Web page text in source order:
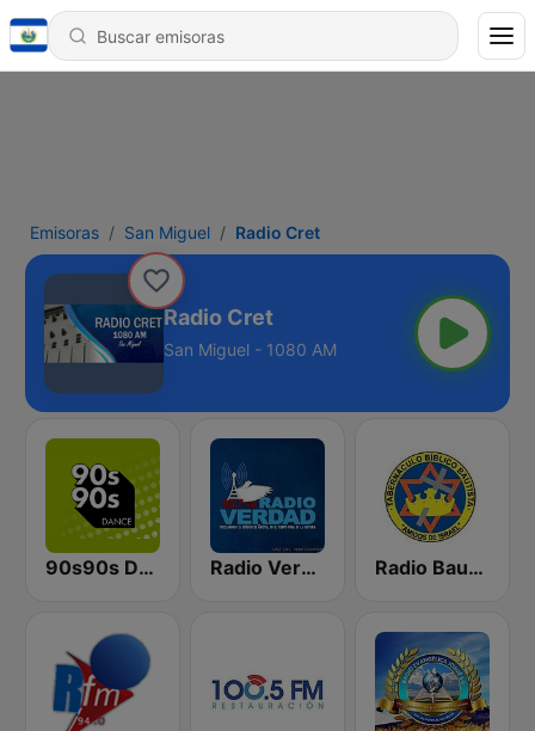
Emisoras San Miguel Radio Cret
Radio Cret
San Miguel - 1080 AM
90s90s Dance Radio Verdad 95.7 FM Radio Bautista Global 89.7 FM